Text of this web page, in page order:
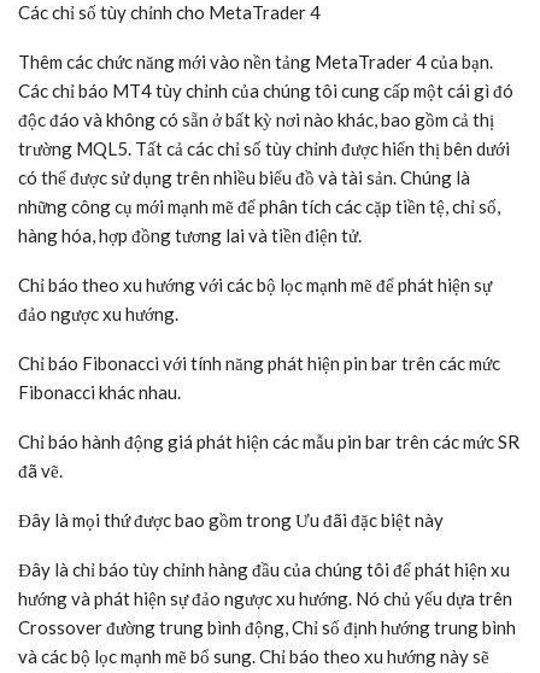
Các chỉ số tùy chỉnh cho MetaTrader 4
Thêm các chức năng mới vào nền tảng MetaTrader 4 của bạn.
Các chỉ báo MT4 tùy chỉnh của chúng tôi cung cấp một cái gì đó
độc đáo và không có sẵn ở bất kỳ nơi nào khác, bao gồm cả thị
trường MQL5. Tất cả các chỉ số tùy chỉnh được hiển thị bên dưới
có thể được sử dụng trên nhiều biểu đồ và tài sản. Chúng là
những công cụ mới mạnh mẽ để phân tích các cặp tiền tệ, chỉ số,
hàng hóa, hợp đồng tương lai và tiền điện tử.
Chỉ báo theo xu hướng với các bộ lọc mạnh mẽ để phát hiện sự
đảo ngược xu hướng.
Chỉ báo Fibonacci với tính năng phát hiện pin bar trên các mức
Fibonacci khác nhau.
Chỉ báo hành động giá phát hiện các mẫu pin bar trên các mức SR
đã vẽ.
Đây là mọi thứ được bao gồm trong Ưu đãi đặc biệt này
Đây là chỉ báo tùy chỉnh hàng đầu của chúng tôi để phát hiện xu
hướng và phát hiện sự đảo ngược xu hướng. Nó chủ yếu dựa trên
Crossover đường trung bình động, Chỉ số định hướng trung bình
và các bộ lọc mạnh mẽ bổ sung. Chỉ báo theo xu hướng này sẽ